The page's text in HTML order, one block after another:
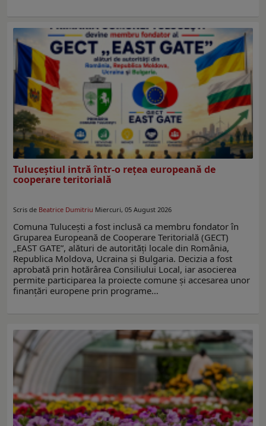
Tuluceștiul intră într-o rețea europeană de
cooperare teritorială
Scris de Beatrice Dumitriu Miercuri, 05 August 2026
Comuna Tulucești a fost inclusă ca membru fondator în
Gruparea Europeană de Cooperare Teritorială (GECT)
„EAST GATE”, alături de autorități locale din România,
Republica Moldova, Ucraina și Bulgaria. Decizia a fost
aprobată prin hotărârea Consiliului Local, iar asocierea
permite participarea la proiecte comune și accesarea unor
finanțări europene prin programe…